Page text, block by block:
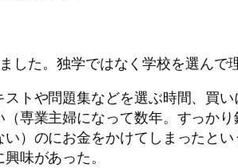
した。独学ではなく学校を選んで
トや問題集などを選ぶ時間、買い
専業主婦になって数年。すっか
）のにお金をかけてしまったとい
味があった。